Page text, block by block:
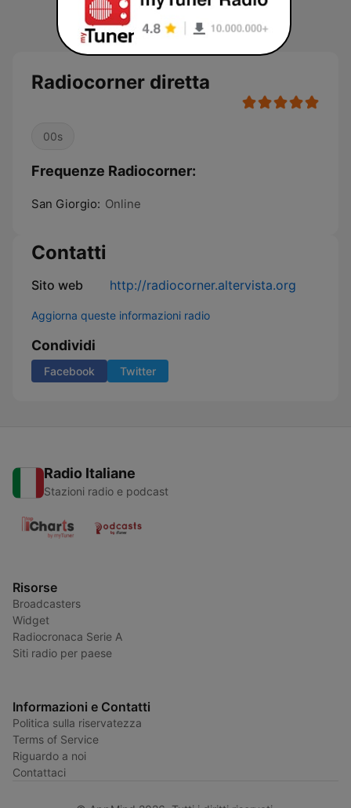
Radiocorner diretta
00s
Frequenze Radiocorner:
San Giorgio: Online
Contatti
Sito web http://radiocorner.altervista.org
Aggiorna queste informazioni radio
Condividi
Facebook Twitter
Radio Italiane
Stazioni radio e podcast
Risorse
Broadcasters
Widget
Radiocronaca Serie A
Siti radio per paese
Informazioni e Contatti
Politica sulla riservatezza
Terms of Service
Riguardo a noi
Contattaci